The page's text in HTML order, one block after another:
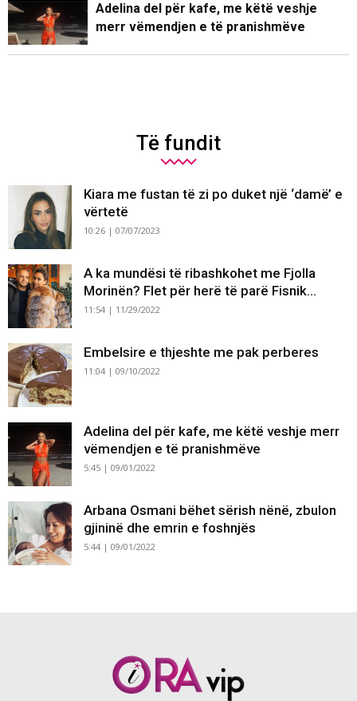
Adelina del për kafe, me këtë veshje
merr vëmendjen e të pranishmëve
Të fundit
Kiara me fustan të zi po duket një ‘damë’ e
vërtetë
10:26 | 07/07/2023
A ka mundësi të ribashkohet me Fjolla
Morinën? Flet për herë të parë Fisnik...
11:54 | 11/29/2022
Embelsire e thjeshte me pak perberes
11:04 | 09/10/2022
Adelina del për kafe, me këtë veshje merr
vëmendjen e të pranishmëve
5:45 | 09/01/2022
Arbana Osmani bëhet sërish nënë, zbulon
gjininë dhe emrin e foshnjës
5:44 | 09/01/2022